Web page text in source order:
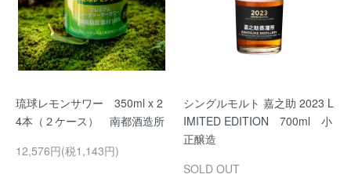
琉球レモンサワー 350ml x 2
4本（２ケース） 南都酒造所
12,576円(税1,143円)
シングルモルト 嘉之助 2023 L
IMITED EDITION 700ml 小
正醸造
SOLD OUT